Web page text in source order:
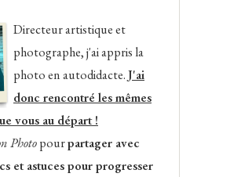
Directeur artistique et
photographe, j'ai appris la
photo en autodidacte.J'ai
donc rencontré les mêmes
vous au départ !
Photopourpartager avec
et astuces pour progresser